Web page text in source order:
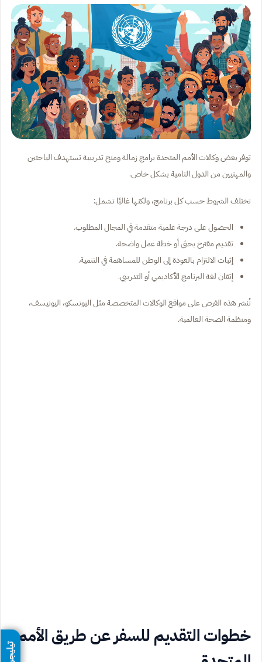
توفر بعض وكالات الأمم المتحدة برامج زمالة ومنح تدريبية تستهدف الباحثين
والمهنيين من الدول النامية بشكل خاص.
تختلف الشروط حسب كل برنامج، ولكنها غالبًا تشمل:
الحصول على درجة علمية متقدمة في المجال المطلوب.
تقديم مقترح بحثي أو خطة عمل واضحة.
إثبات الالتزام بالعودة إلى الوطن للمساهمة في التنمية.
إتقان لغة البرنامج الأكاديمي أو التدريبي.
تُنشر هذه الفرص على مواقع الوكالات المتخصصة مثل اليونسكو، اليونيسف،
ومنظمة الصحة العالمية.
خطوات التقديم للسفر عن طريق الأمم